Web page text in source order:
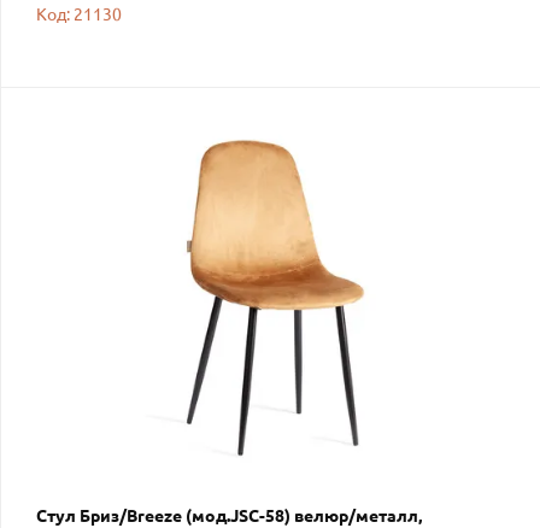
Код: 21130
Стул Бриз/Breeze (мод.JSC-58) велюр/металл,